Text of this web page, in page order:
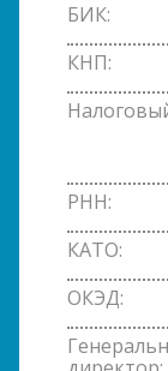
БИК:
КНП:
РНН:
КАТО:
ОКЭД: